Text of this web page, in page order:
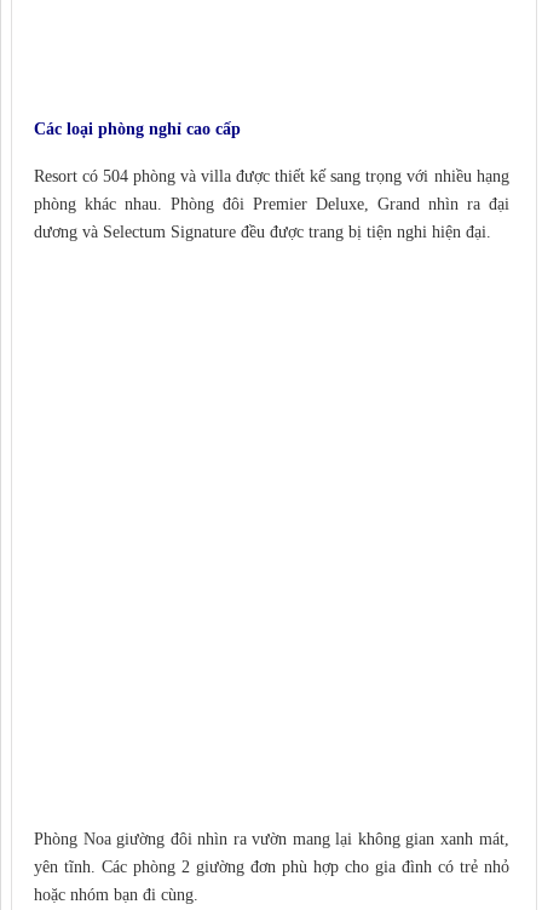
Các loại phòng nghỉ cao cấp
Resort có 504 phòng và villa được thiết kế sang trọng với nhiều hạng
phòng khác nhau. Phòng đôi Premier Deluxe, Grand nhìn ra đại
dương và Selectum Signature đều được trang bị tiện nghi hiện đại.
Phòng Noa giường đôi nhìn ra vườn mang lại không gian xanh mát,
yên tĩnh. Các phòng 2 giường đơn phù hợp cho gia đình có trẻ nhỏ
hoặc nhóm bạn đi cùng.